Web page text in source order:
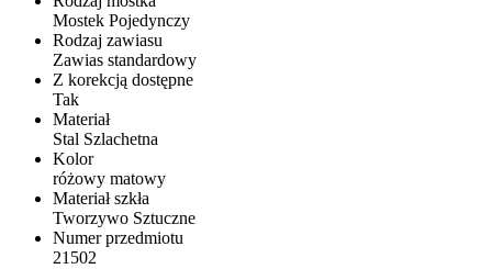
Mostek Pojedynczy
Rodzaj zawiasu
Zawias standardowy
Z korekcją dostępne
Tak
Materiał
Stal Szlachetna
Kolor
różowy matowy
Materiał szkła
Tworzywo Sztuczne
Numer przedmiotu
21502